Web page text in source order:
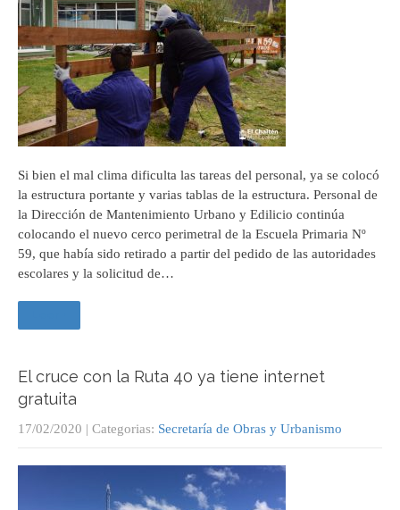
Si bien el mal clima dificulta las tareas del personal, ya se colocó
la estructura portante y varias tablas de la estructura. Personal de
la Dirección de Mantenimiento Urbano y Edilicio continúa
colocando el nuevo cerco perimetral de la Escuela Primaria Nº
59, que había sido retirado a partir del pedido de las autoridades
escolares y la solicitud de…
El cruce con la Ruta 40 ya tiene internet
gratuita
17/02/2020 | Categorias: Secretaría de Obras y Urbanismo